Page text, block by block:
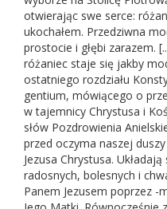
otwierając swe serce:
ukochałem. Przedziwna
prostocie i głębi zarazem.
różaniec staje się jakby
ostatniego rozdziału
gentium, mówiącego o
w tajemnicy Chrystusa i
słów Pozdrowienia
przed oczyma naszej
Jezusa Chrystusa.
radosnych, bolesnych i
Panem Jezusem poprzez -